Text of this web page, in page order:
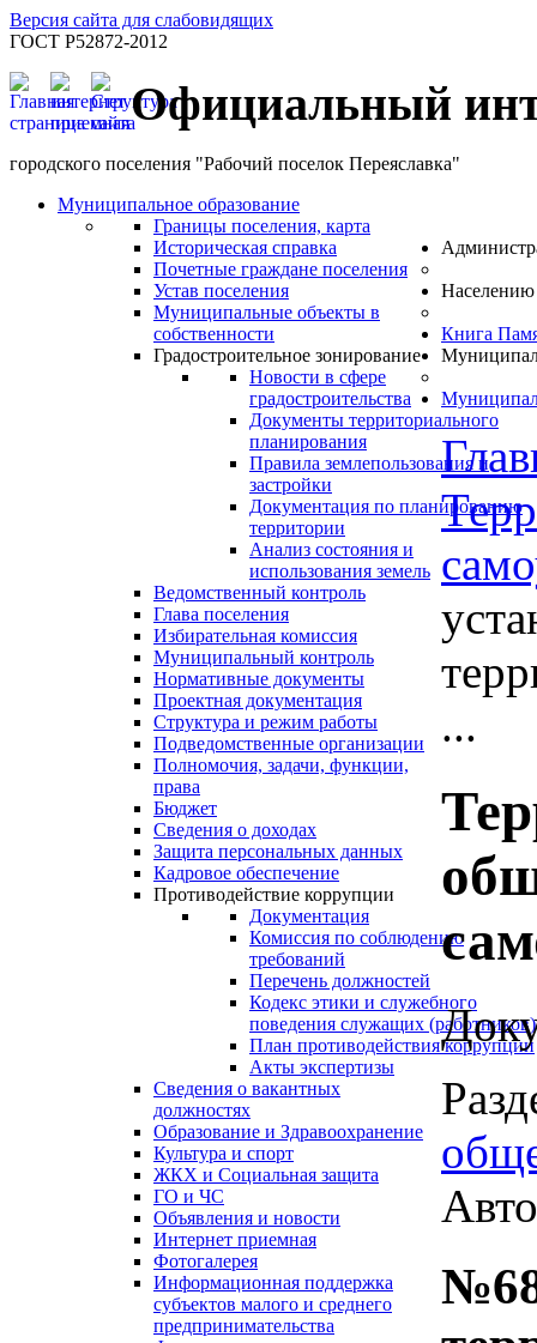
Версия сайта для слабовидящих
ГОСТ Р52872-2012
Официальный
городского поселения "Рабочий поселок Переяславка"
Муниципальное образование
Границы поселения, карта
Историческая справка
Почетные граждане поселения
Устав поселения
Муниципальные объекты в
собственности
Градостроительное зонирование
Новости в сфере
градостроительства
Документы территориального
планирования
Правила землепользования и
застройки
Документация по планированию
территории
Анализ состояния и
использования земель
Ведомственный контроль
Глава поселения
Избирательная комиссия
Муниципальный контроль
Нормативные документы
Проектная документация
Структура и режим работы
Подведомственные организации
Полномочия, задачи, функции,
права
Бюджет
Сведения о доходах
Защита персональных данных
Кадровое обеспечение
Противодействие коррупции
Документация
Комиссия по соблюдению
требований
Перечень должностей
Кодекс этики и служебного
поведения служащих (работников)
План противодействия коррупции
Акты экспертизы
Сведения о вакантных
должностях
Населению
Образование и Здравоохранение
Культура и спорт
ЖКХ и Социальная защита
ГО и ЧС
Объявления и новости
Интернет приемная
Фотогалерея
Информационная поддержка
субъектов малого и среднего
предпринимательства
Книга
...